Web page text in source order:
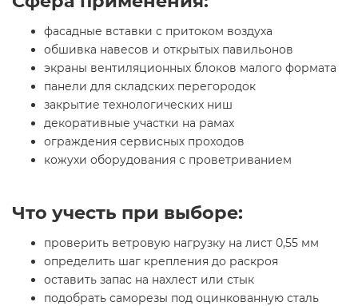
фасадные вставки с притоком воздуха
обшивка навесов и открытых павильонов
экраны вентиляционных блоков малого формата
панели для складских перегородок
закрытие технологических ниш
декоративные участки на рамах
ограждения сервисных проходов
кожухи оборудования с проветриванием
Что учесть при выборе:
проверить ветровую нагрузку на лист 0,55 мм
определить шаг крепления до раскроя
оставить запас на нахлест или стык
подобрать саморезы под оцинкованную сталь